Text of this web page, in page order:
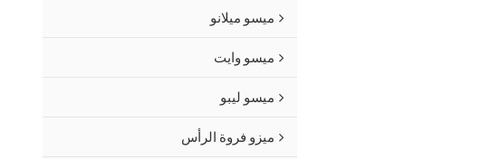
ميسو ميلانو
ميسو وايت
ميسو ليبو
ميزو فروة الرأس